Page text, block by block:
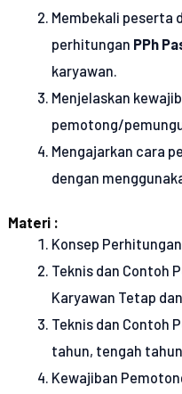
Membekali peserta
perhitungan PPh
karyawan.
Menjelaskan
pemotong/
Mengajarkan cara
dengan
Materi :
Konsep Perhitungan
Teknis dan Contoh
Karyawan Tetap
Teknis dan Contoh
tahun, tengah
Kewajiban